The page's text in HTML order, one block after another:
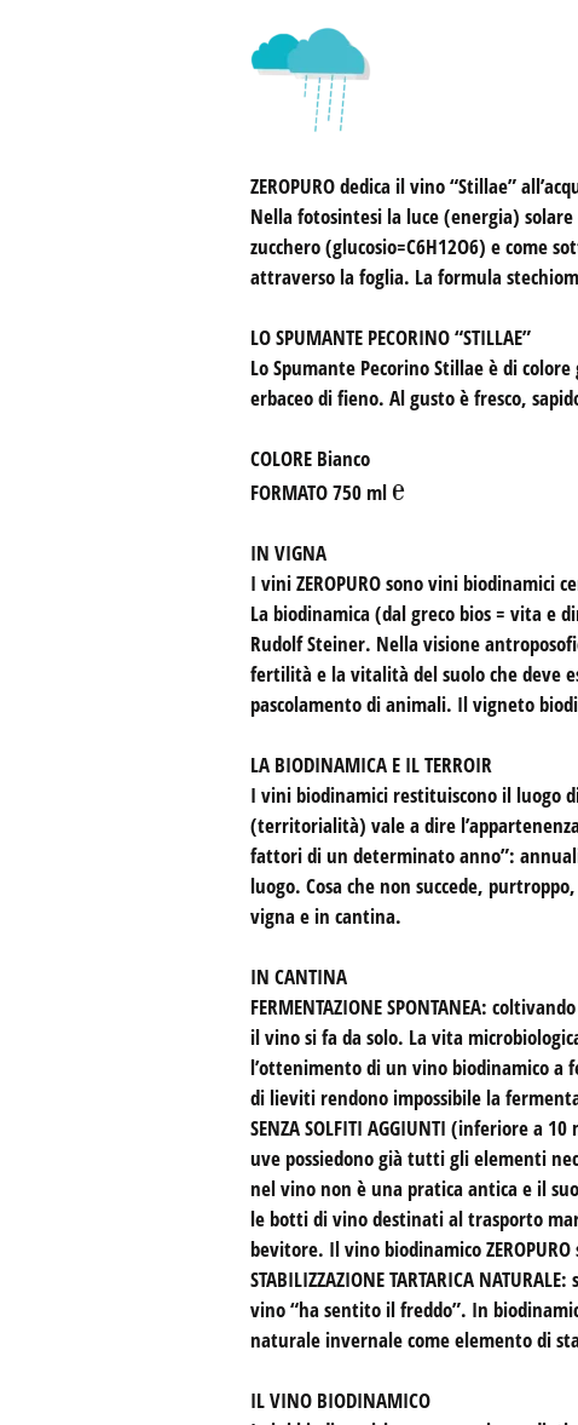
ZEROPUROdedica il vino “Stillae”
Nella fotosintesi la luce (energia)
zucchero (glucosio=C6H12O6) e come
attraverso la foglia. La formula
LO SPUMANTE PECORINO “STILLAE”
Lo Spumante Pecorino Stillae è di
erbaceo di fieno. Al gusto è fresco,
COLORE Bianco
FORMATO750 ml ℮
IN VIGNA
I vini ZEROPURO sono vini biodinamici
La biodinamica (dal greco bios = vita e
Rudolf Steiner. Nella visione
fertilità e la vitalità del suolo che deve
pascolamento di animali. Il vigneto
LA BIODINAMICA E IL TERROIR
I vini biodinamici restituiscono il luogo
(territorialità) vale a dire
fattori di un determinato anno”:
luogo. Cosa che non succede,
vigna e in cantina.
IN CANTINA
FERMENTAZIONE SPONTANEA:
il vino si fa da solo. La vita
l’ottenimento di un vino biodinamico a
di lieviti rendono impossibile la
SENZA SOLFITI AGGIUNTI (inferiore
uve possiedono già tutti gli elementi
nel vino non è una pratica antica e il
le botti di vino destinati al trasporto
bevitore. Il vino biodinamico
STABILIZZAZIONE TARTARICA
vino “ha sentito il freddo”. In
naturale invernale come elemento di
IL VINO BIODINAMICO